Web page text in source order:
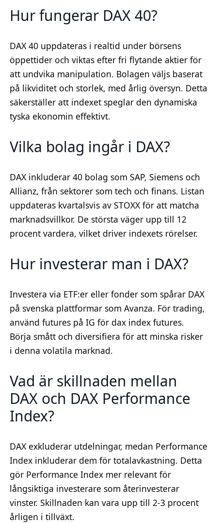
Hur fungerar DAX 40?
DAX 40 uppdateras i realtid under börsens
öppettider och viktas efter fri flytande aktier för
att undvika manipulation. Bolagen väljs baserat
på likviditet och storlek, med årlig översyn. Detta
säkerställer att indexet speglar den dynamiska
tyska ekonomin effektivt.
Vilka bolag ingår i DAX?
DAX inkluderar 40 bolag som SAP, Siemens och
Allianz, från sektorer som tech och finans. Listan
uppdateras kvartalsvis av STOXX för att matcha
marknadsvillkor. De största väger upp till 12
procent vardera, vilket driver indexets rörelser.
Hur investerar man i DAX?
Investera via ETF:er eller fonder som spårar DAX
på svenska plattformar som Avanza. För trading,
använd futures på IG för dax index futures.
Börja smått och diversifiera för att minska risker
i denna volatila marknad.
Vad är skillnaden mellan
DAX och DAX Performance
Index?
DAX exkluderar utdelningar, medan Performance
Index inkluderar dem för totalavkastning. Detta
gör Performance Index mer relevant för
långsiktiga investerare som återinvesterar
vinster. Skillnaden kan vara upp till 2-3 procent
årligen i tillväxt.